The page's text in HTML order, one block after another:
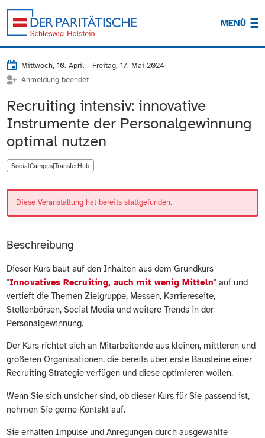
MENÜ
Mittwoch, 10. April – Freitag, 17. Mai 2024
Anmeldung beendet
Recruiting intensiv: innovative
Instrumente der Personalgewinnung
optimal nutzen
SocialCampus|TransferHub
Diese Veranstaltung hat bereits stattgefunden.
Beschreibung
Dieser Kurs baut auf den Inhalten aus dem Grundkurs
"Innovatives Recruiting, auch mit wenig Mitteln" auf und
vertieft die Themen Zielgruppe, Messen, Karriereseite,
Stellenbörsen, Social Media und weitere Trends in der
Personalgewinnung.
Der Kurs richtet sich an Mitarbeitende aus kleinen, mittleren und
größeren Organisationen, die bereits über erste Bausteine einer
Recruiting Strategie verfügen und diese optimieren wollen.
Wenn Sie sich unsicher sind, ob dieser Kurs für Sie passend ist,
nehmen Sie gerne Kontakt auf.
Sie erhalten Impulse und Anregungen durch ausgewählte